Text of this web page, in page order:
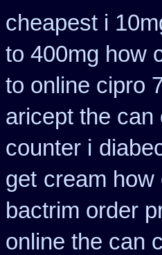
cheapest i
to 400mg how
to online cipro
aricept the can
counter i
get cream how
bactrim order
online the can